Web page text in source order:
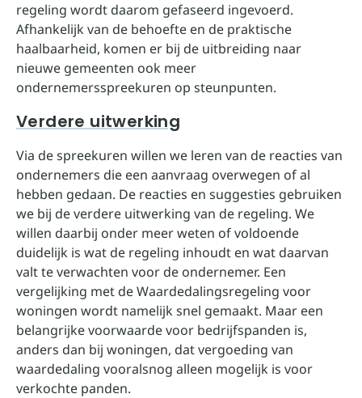
regeling wordt daarom gefaseerd ingevoerd.
Afhankelijk van de behoefte en de praktische
haalbaarheid, komen er bij de uitbreiding naar
nieuwe gemeenten ook meer
ondernemersspreekuren op steunpunten.
Verdere uitwerking
Via de spreekuren willen we leren van de reacties van
ondernemers die een aanvraag overwegen of al
hebben gedaan. De reacties en suggesties gebruiken
we bij de verdere uitwerking van de regeling. We
willen daarbij onder meer weten of voldoende
duidelijk is wat de regeling inhoudt en wat daarvan
valt te verwachten voor de ondernemer. Een
vergelijking met de Waardedalingsregeling voor
woningen wordt namelijk snel gemaakt. Maar een
belangrijke voorwaarde voor bedrijfspanden is,
anders dan bij woningen, dat vergoeding van
waardedaling vooralsnog alleen mogelijk is voor
verkochte panden.